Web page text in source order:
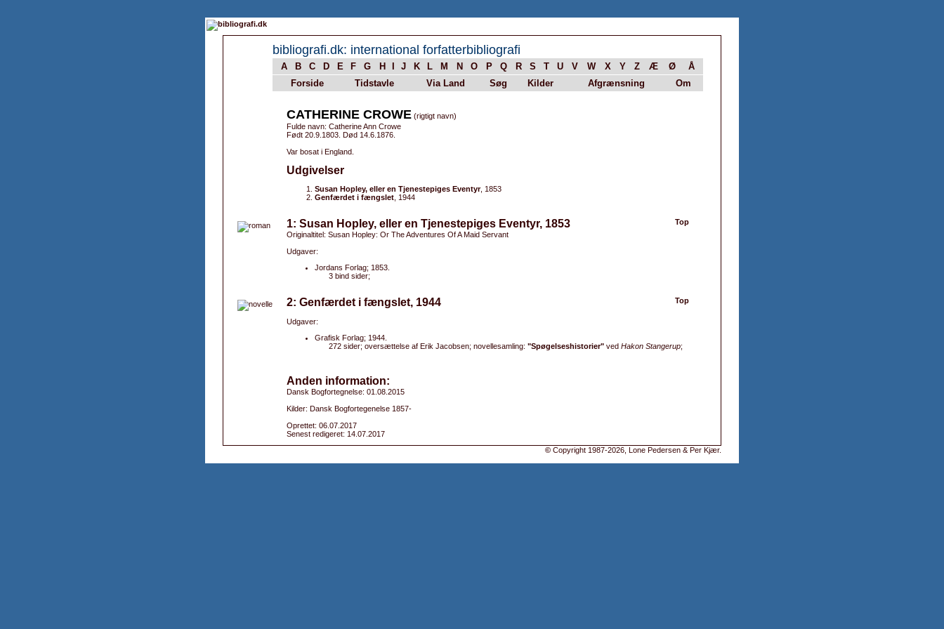
bibliografi.dk: international forfatterbibliografi
A B C D E F G H J K L M N O P Q R S T U V W X Y Z Æ Ø
Å
Forside
Tidstavle Via Land Søg Kilder Afgrænsning Om
CATHERINE CROWE (rigtigt navn)
Fulde navn: Catherine Ann Crowe
Født 20.9.1803. Død 14.6.1876.
Var bosat i England.
Udgivelser
Susan Hopley, eller en Tjenestepiges Eventyr, 1853
Genfærdet i fængslet , 1944
Top
1: Susan Hopley, eller en Tjenestepiges Eventyr, 1853
Originaltitel: Susan Hopley: Or The Adventures Of A Maid Servant
Udgaver:
Jordans Forlag; 1853.
3 bind sider;
Top
2: Genfærdet i fængslet, 1944
Udgaver:
Grafisk Forlag; 1944.
272 sider; oversættelse af Erik Jacobsen; novellesamling: "Spøgelseshistorier" ved Hakon Stangerup;
Anden information:
Dansk Bogfortegnelse: 01.08.2015
Kilder: Dansk Bogfortegenelse 1857-
Oprettet: 06.07.2017
Senest redigeret: 14.07.2017
© Copyright 1987-2026, Lone Pedersen & Per Kjær.